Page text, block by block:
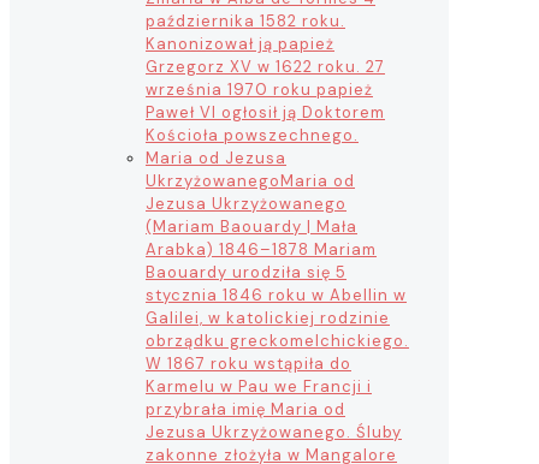
października 1582 roku.
Kanonizował ją papież
Grzegorz XV w 1622 roku. 27
września 1970 roku papież
Paweł VI ogłosił ją Doktorem
Kościoła powszechnego.
Maria od Jezusa
UkrzyżowanegoMaria od
Jezusa Ukrzyżowanego
(Mariam Baouardy | Mała
Arabka) 1846–1878 Mariam
Baouardy urodziła się 5
stycznia 1846 roku w Abellin w
Galilei, w katolickiej rodzinie
obrządku greckomelchickiego.
W 1867 roku wstąpiła do
Karmelu w Pau we Francji i
przybrała imię Maria od
Jezusa Ukrzyżowanego. Śluby
zakonne złożyła w Mangalore